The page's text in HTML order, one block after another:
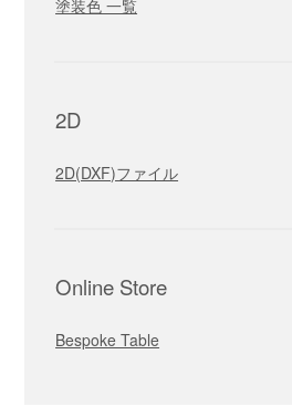
塗装色 一覧
2D
2D(DXF)ファイル
Online Store
Bespoke Table